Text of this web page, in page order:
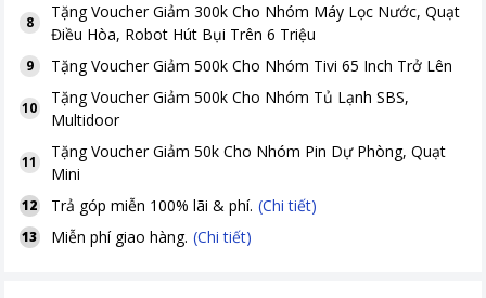
8
TặngVoucher Giảm 300k Cho Nhóm Máy Lọc Nước, Quạt
Điều Hòa, Robot Hút Bụi Trên 6 Triệu
9 TặngVoucher Giảm 500k Cho Nhóm Tivi 65 Inch Trở Lên
10
TặngVoucher Giảm 500k Cho Nhóm Tủ Lạnh SBS,
Multidoor
11
TặngVoucher Giảm 50k Cho Nhóm Pin Dự Phòng, Quạt
Mini
12 Trả góp miễn 100% lãi & phí. (Chi tiết)
13 Miễn phí giao hàng. (Chi tiết)